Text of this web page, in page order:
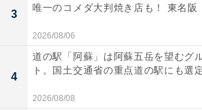
3
唯一のコメダ大判焼き店も！ 東名阪
2026/08/06
4
道の駅「阿蘇」は阿蘇五岳を望むグ
ト。国土交通省の重点道の駅にも選
2026/08/08